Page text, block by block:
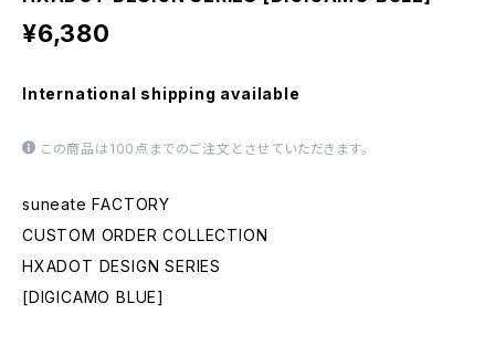
¥6,380
International shipping available
この商品は100点までのご注文とさせていただきます。
suneate FACTORY
CUSTOM ORDER COLLECTION
HXADOT DESIGN SERIES
[DIGICAMO BLUE]